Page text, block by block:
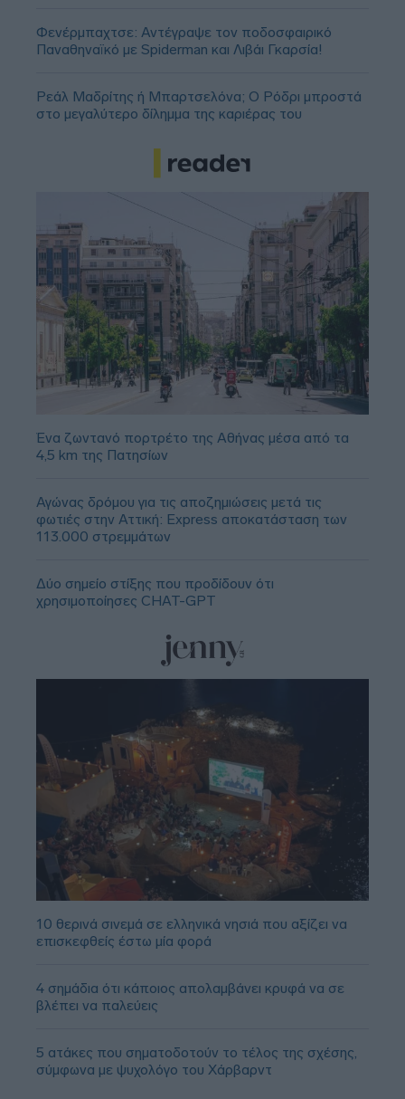
Φενέρμπαχτσε: Αντέγραψε τον ποδοσφαιρικό
Παναθηναϊκό με Spiderman και Λιβάι Γκαρσία!
Ρεάλ Μαδρίτης ή Μπαρτσελόνα; Ο Ρόδρι μπροστά
στο μεγαλύτερο δίλημμα της καριέρας του
Ένα ζωντανό πορτρέτο της Αθήνας μέσα από τα
4,5 km της Πατησίων
Αγώνας δρόμου για τις αποζημιώσεις μετά τις
φωτιές στην Αττική: Express αποκατάσταση των
113.000 στρεμμάτων
Δύο σημείο στίξης που προδίδουν ότι
χρησιμοποίησες CHAT-GPT
10 θερινά σινεμά σε ελληνικά νησιά που αξίζει να
επισκεφθείς έστω μία φορά
4 σημάδια ότι κάποιος απολαμβάνει κρυφά να σε
βλέπει να παλεύεις
5 ατάκες που σηματοδοτούν το τέλος της σχέσης,
σύμφωνα με ψυχολόγο του Χάρβαρντ